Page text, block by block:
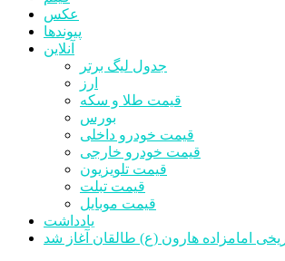
عکس
پیوندها
آنلاین
جدول لیگ برتر
ارز
قیمت طلا و سکه
بورس
قیمت خودرو داخلی
قیمت خودرو خارجی
قیمت تلویزیون
قیمت تبلت
قیمت موبایل
یادداشت
امامزاده هارون (ع) طالقان آغاز شد